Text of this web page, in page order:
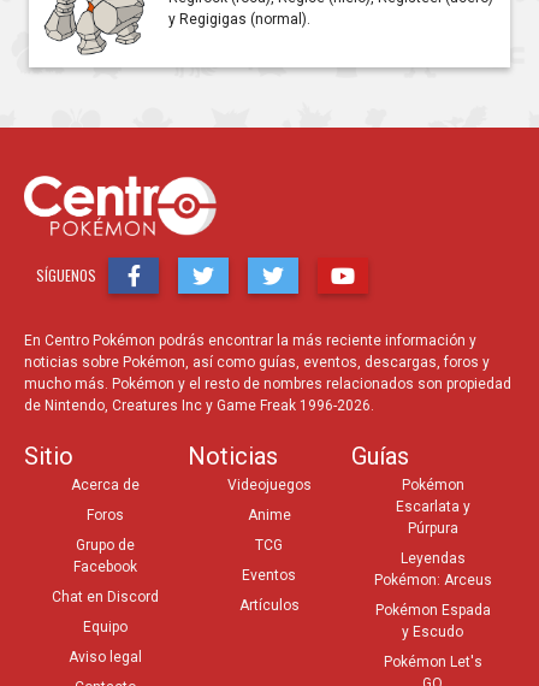
y Regigigas (normal).
SÍGUENOS
En Centro Pokémon podrás encontrar la más reciente información y
noticias sobre Pokémon, así como guías, eventos, descargas, foros y
mucho más. Pokémon y el resto de nombres relacionados son propiedad
de Nintendo, Creatures Inc y Game Freak 1996-2026.
Sitio
Acerca de
Foros
Grupo de
Facebook
Chat en Discord
Equipo
Aviso legal
Noticias
Videojuegos
Anime
TCG
Eventos
Artículos
Guías
Pokémon
Escarlata y
Púrpura
Leyendas
Pokémon: Arceus
Pokémon Espada
y Escudo
Pokémon Let's